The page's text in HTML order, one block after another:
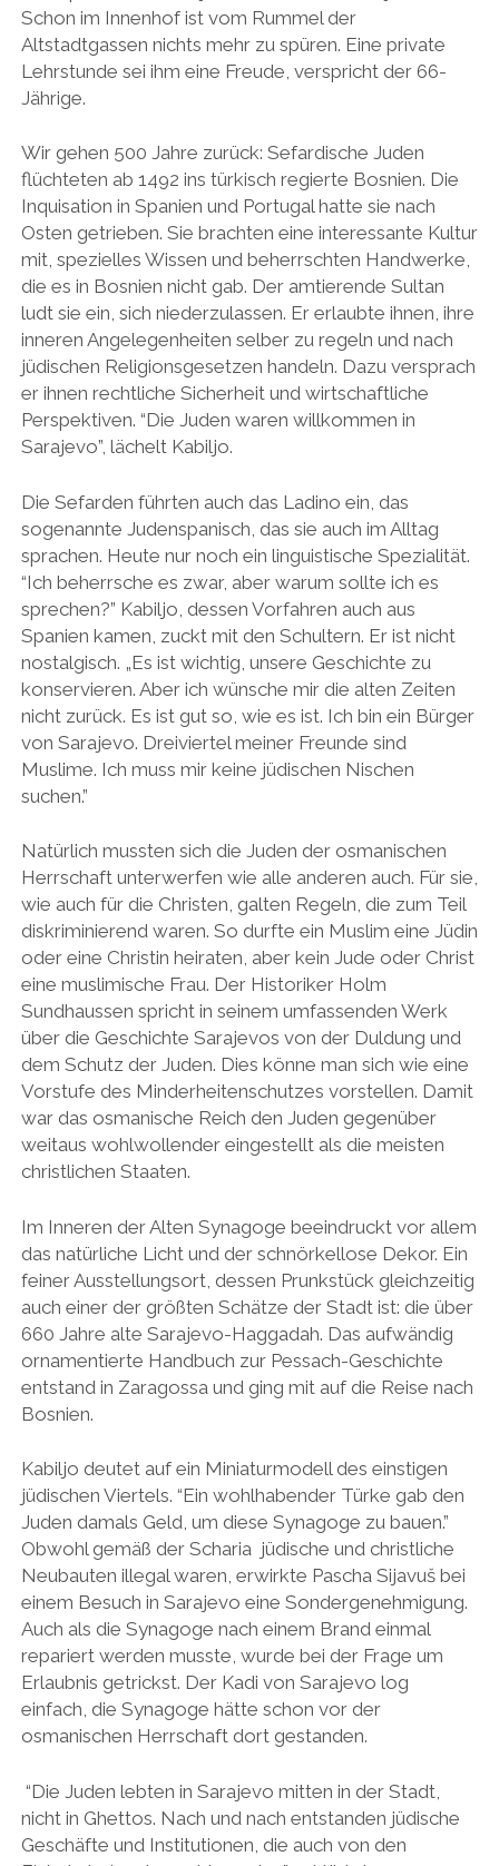
Schon im Innenhof ist vom Rummel der
Altstadtgassen nichts mehr zu spüren. Eine private
Lehrstunde sei ihm eine Freude, verspricht der 66-
Jährige.
Wir gehen 500 Jahre zurück: Sefardische Juden
flüchteten ab 1492 ins türkisch regierte Bosnien. Die
Inquisation in Spanien und Portugal hatte sie nach
Osten getrieben. Sie brachten eine interessante Kultur
mit, spezielles Wissen und beherrschten Handwerke,
die es in Bosnien nicht gab. Der amtierende Sultan
ludt sie ein, sich niederzulassen. Er erlaubte ihnen, ihre
inneren Angelegenheiten selber zu regeln und nach
jüdischen Religionsgesetzen handeln. Dazu versprach
er ihnen rechtliche Sicherheit und wirtschaftliche
Perspektiven. “Die Juden waren willkommen in
Sarajevo”, lächelt Kabiljo.
Die Sefarden führten auch das Ladino ein, das
sogenannte Judenspanisch, das sie auch im Alltag
sprachen. Heute nur noch ein linguistische Spezialität.
“Ich beherrsche es zwar, aber warum sollte ich es
sprechen?” Kabiljo, dessen Vorfahren auch aus
Spanien kamen, zuckt mit den Schultern. Er ist nicht
nostalgisch. „Es ist wichtig, unsere Geschichte zu
konservieren. Aber ich wünsche mir die alten Zeiten
nicht zurück. Es ist gut so, wie es ist. Ich bin ein Bürger
von Sarajevo. Dreiviertel meiner Freunde sind
Muslime. Ich muss mir keine jüdischen Nischen
suchen.”
Natürlich mussten sich die Juden der osmanischen
Herrschaft unterwerfen wie alle anderen auch. Für sie,
wie auch für die Christen, galten Regeln, die zum Teil
diskriminierend waren. So durfte ein Muslim eine Jüdin
oder eine Christin heiraten, aber kein Jude oder Christ
eine muslimische Frau. Der Historiker Holm
Sundhaussen spricht in seinem umfassenden Werk
über die Geschichte Sarajevos von der Duldung und
dem Schutz der Juden. Dies könne man sich wie eine
Vorstufe des Minderheitenschutzes vorstellen. Damit
war das osmanische Reich den Juden gegenüber
weitaus wohlwollender eingestellt als die meisten
christlichen Staaten.
Im Inneren der Alten Synagoge beeindruckt vor allem
das natürliche Licht und der schnörkellose Dekor. Ein
feiner Ausstellungsort, dessen Prunkstück gleichzeitig
auch einer der größten Schätze der Stadt ist: die über
660 Jahre alte Sarajevo-Haggadah. Das aufwändig
ornamentierte Handbuch zur Pessach-Geschichte
entstand in Zaragossa und ging mit auf die Reise nach
Bosnien.
Kabiljo deutet auf ein Miniaturmodell des einstigen
jüdischen Viertels. “Ein wohlhabender Türke gab den
Juden damals Geld, um diese Synagoge zu bauen.”
Obwohl gemäß der Scharia jüdische und christliche
Neubauten illegal waren, erwirkte Pascha Sijavuš bei
einem Besuch in Sarajevo eine Sondergenehmigung.
Auch als die Synagoge nach einem Brand einmal
repariert werden musste, wurde bei der Frage um
Erlaubnis getrickst. Der Kadi von Sarajevo log
einfach, die Synagoge hätte schon vor der
osmanischen Herrschaft dort gestanden.
“Die Juden lebten in Sarajevo mitten in der Stadt,
nicht in Ghettos. Nach und nach entstanden jüdische
Geschäfte und Institutionen, die auch von den